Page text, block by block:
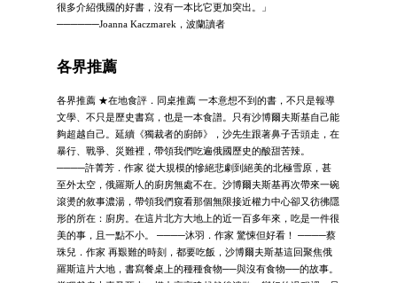
很多介紹俄國的好書，沒有一本比它更加突出。」
──────Joanna Kaczmarek，波蘭讀者
各界推薦
各界推薦 ★在地食評．同桌推薦 一本意想不到的書，不只是報導
文學、不只是歷史書寫，也是一本食譜。只有沙博爾夫斯基自己能
夠超越自己。延續《獨裁者的廚師》，沙先生跟著鼻子舌頭走，在
暴行、戰爭、災難裡，帶領我們吃遍俄國歷史的酸甜苦辣。
────許菁芳．作家 從大規模的慘絕悲劇到絕美的北極雪原，甚
至外太空，俄羅斯人的廚房無處不在。沙博爾夫斯基再次帶來一碗
滾燙的敘事濃湯，帶領我們窺看那個無限接近權力中心卻又彷彿隱
形的所在：廚房。在這片北方大地上的近一百多年來，吃是一件很
美的事，且一點不小。 ────沐羽．作家 驚悚但好看！ ────蔡
珠兒．作家 再艱難的時刻，都要吃飯，沙博爾夫斯基這回聚焦俄
羅斯這片大地，書寫餐桌上的種種食物──與沒有食物──的故事。